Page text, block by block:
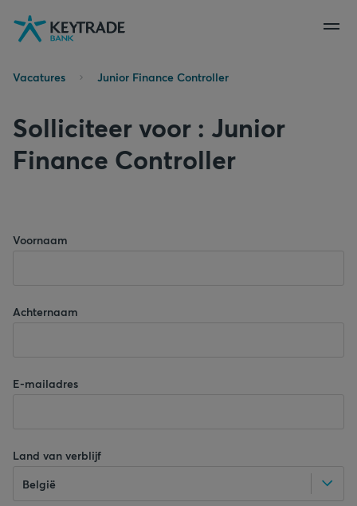
Naar
navigatie
Naar
aanmelden
Naar
inhoud
Vacatures Junior Finance Controller
Solliciteer voor : Junior
Finance Controller
Voornaam
Achternaam
E-mailadres
Land van verblijf
België